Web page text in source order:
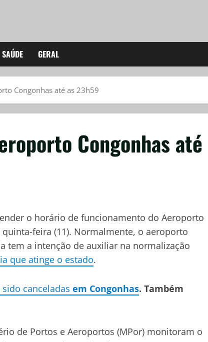
SAÚDE GERAL
Congonhas até as 23h59
Congonhas até
o horário de funcionamento do Aeroporto
feira (11). Normalmente, o aeroporto
tem a intenção de auxiliar na normalização
que atinge o estado.
canceladas em Congonhas. Também
de Portos e Aeroportos (MPor) monitoram o